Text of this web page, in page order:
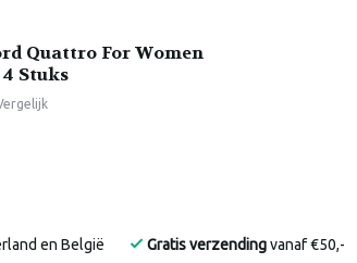
Quattro For Women
4 Stuks
en België Gratis verzendingvanaf €50,-